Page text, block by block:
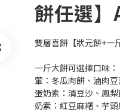
餅任選】
雙層喜餅【狀元餅+一
一斤大餅可選擇口味：
葷：冬瓜肉餅、滷肉
蛋奶素：清豆沙、鳳
奶素：紅豆麻糬、芋